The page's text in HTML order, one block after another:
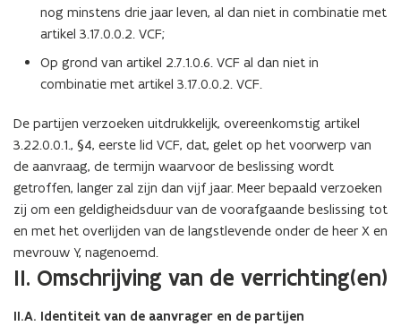
nog minstens drie jaar leven, al dan niet in combinatie met
artikel 3.17.0.0.2. VCF;
Op grond van artikel 2.7.1.0.6. VCF al dan niet in
combinatie met artikel 3.17.0.0.2. VCF.
De partijen verzoeken uitdrukkelijk, overeenkomstig artikel
3.22.0.0.1., §4, eerste lid VCF, dat, gelet op het voorwerp van
de aanvraag, de termijn waarvoor de beslissing wordt
getroffen, langer zal zijn dan vijf jaar. Meer bepaald verzoeken
zij om een geldigheidsduur van de voorafgaande beslissing tot
en met het overlijden van de langstlevende onder de heer X en
mevrouw Y, nagenoemd.
II. Omschrijving van de verrichting(en)
II.A. Identiteit van de aanvrager en de partijen